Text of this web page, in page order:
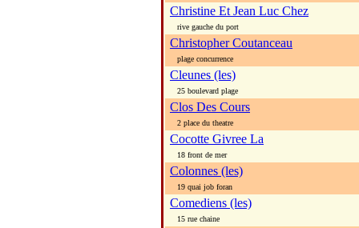
Christine Et Jean Luc Chez
rive gauche du port
Christopher Coutanceau
plage concurrence
Cleunes (les)
25 boulevard plage
Clos Des Cours
2 place du theatre
Cocotte Givree La
18 front de mer
Colonnes (les)
19 quai job foran
Comediens (les)
15 rue chaine